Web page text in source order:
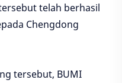
telah berhasil
Chengdong
tersebut, BUMI